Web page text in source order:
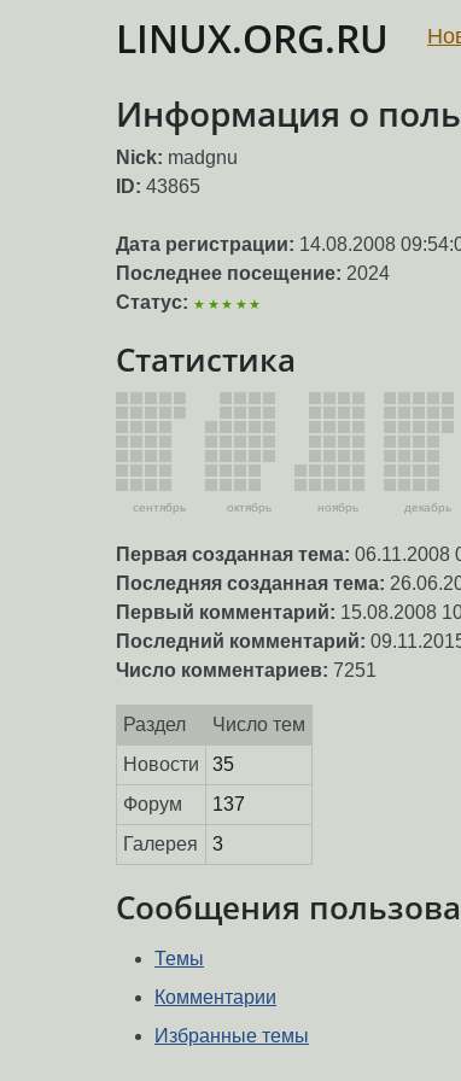
LINUX.ORG.RU
Информация о
Nick: madgnu
ID: 43865
Дата регистрации: 14.08.2008
Последнее посещение: 2024
Статус: ★★★★★
Статистика
сентябрь октябрь ноябрь декабрь
Первая созданная тема: 06.11.2008
Последняя созданная тема:
Первый комментарий: 15.08.2008
Последний комментарий:
Число комментариев: 7251
Раздел
Число тем
Новости
35
Форум
137
Галерея
3
Сообщения
Темы
Комментарии
Избранные темы